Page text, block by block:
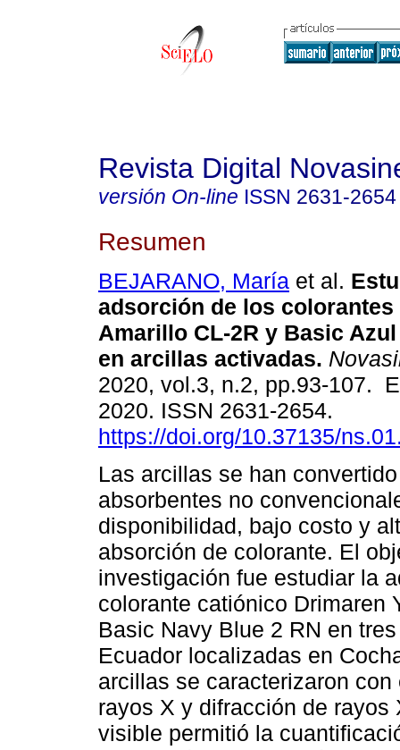
Revista Digital
versión On-line ISSN 2631-2654
Resumen
BEJARANO, María et al.
adsorción de los colorantes
Amarillo CL-2R y Basic
en arcillas activadas.
2020, vol.3, n.2, pp.93-107.
2020. ISSN 2631-2654.
https://doi.org/10.37135/
Las arcillas se han
absorbentes no
disponibilidad, bajo costo y
absorción de colorante. El
investigación fue estudiar la
colorante catiónico Drimaren
Basic Navy Blue 2 RN en
Ecuador localizadas en
arcillas se caracterizaron
rayos X y difracción de
visible permitió la